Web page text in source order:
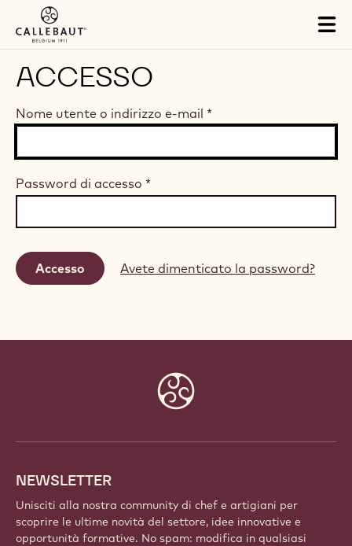
Skip to main content
ACCESSO
Nome utente o indirizzo e-mail *
Password di accesso *
Avete dimenticato la password?
NEWSLETTER
Unisciti alla nostra community di chef e artigiani per
scoprire le ultime novità del settore, idee innovative e
opportunità formative. No spam: modifica in qualsiasi